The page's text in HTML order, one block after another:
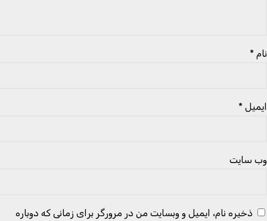
نام *
ایمیل *
وب‌ سایت
ذخیره نام، ایمیل و وبسایت من در مرورگر برای زمانی که دوباره